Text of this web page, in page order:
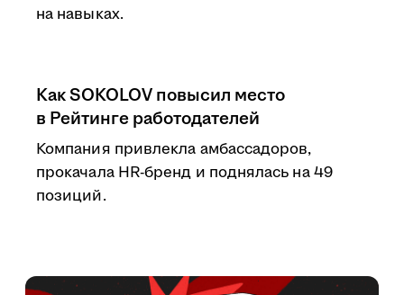
на навыках.
Как SOKOLOV повысил место
в Рейтинге работодателей
Компания привлекла амбассадоров,
прокачала HR-бренд и поднялась на 49
позиций.